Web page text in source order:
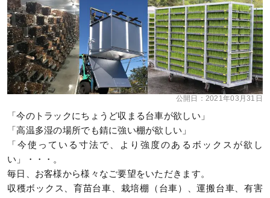
公開日： 2021年03月31日
「今のトラックにちょうど収まる台車が欲しい」
「高温多湿の場所でも錆に強い棚が欲しい」
「今使っている寸法で、より強度のあるボックスが欲し
い」・・・。
毎日、お客様から様々なご要望をいただきます。
収穫ボックス、育苗台車、栽培棚（台車）、運搬台車、有害